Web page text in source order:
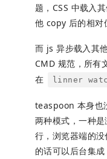
题，CSS 中载入
他 copy 后的相对
而 js 异步载入其
CMD 规范，所有
在
linner
teaspoon 本身也
两种模式，一种
行，浏览器端的
的话可以后台集